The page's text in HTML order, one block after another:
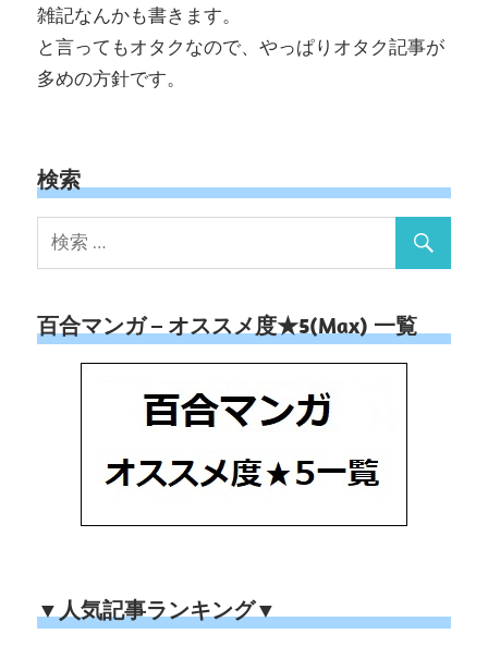
雑記なんかも書きます。
と言ってもオタクなので、やっぱりオタク記事が
多めの方針です。
検索
百合マンガ – オススメ度★5(Max) 一覧
▼人気記事ランキング▼